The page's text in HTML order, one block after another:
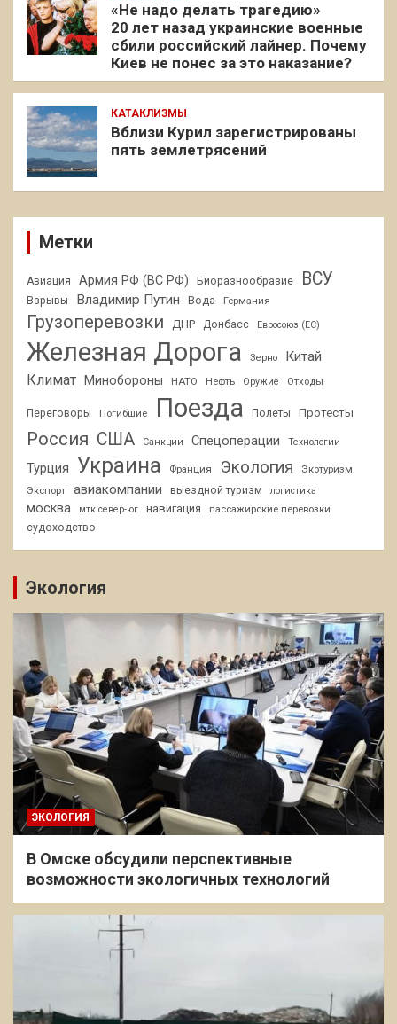
«Не надо делать трагедию»
20 лет назад украинские военные
сбили российский лайнер. Почему
Киев не понес за это наказание?
КАТАКЛИЗМЫ
Вблизи Курил зарегистрированы
пять землетрясений
Метки
Авиация Армия РФ (ВС РФ) Биоразнообразие ВСУ
Взрывы Владимир Путин Вода Германия
Грузоперевозки ДНР Донбасс Евросоюз (ЕС)
Железная Дорога Зерно Китай
Климат Минобороны НАТО Нефть Оружие Отходы
Переговоры Погибшие Поезда Полеты Протесты
Россия США Санкции Спецоперации Технологии
Турция Украина Франция Экология
Экотуризм
Экспорт
авиакомпании выездной туризм логистика
москва мтк север-юг навигация
пассажирские перевозки
судоходство
Экология
ЭКОЛОГИЯ
В Омске обсудили перспективные
возможности экологичных технологий